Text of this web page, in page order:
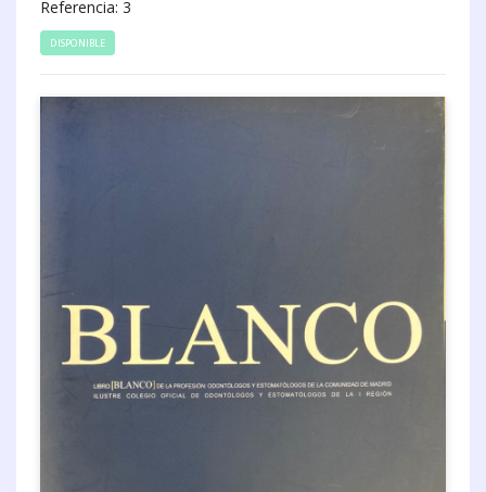
Referencia: 3
DISPONIBLE